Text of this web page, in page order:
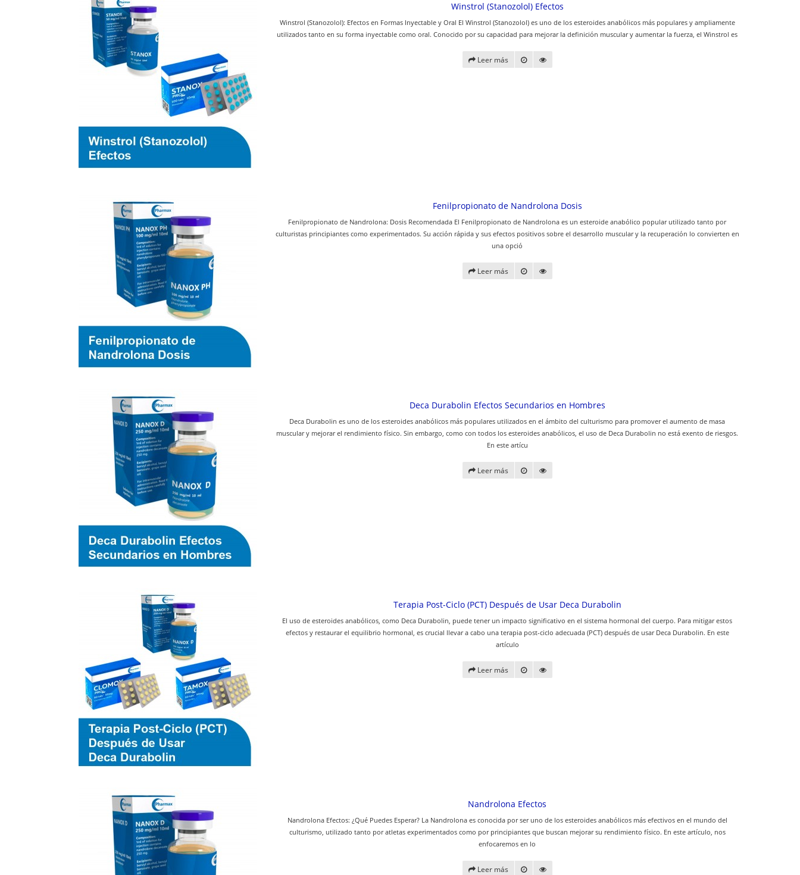
Winstrol (Stanozolol) Efectos
Winstrol (Stanozolol): Efectos en Formas Inyectable y Oral El Winstrol (Stanozolol) es uno de los esteroides anabólicos más populares y ampliamente
utilizados tanto en su forma inyectable como oral. Conocido por su capacidad para mejorar la definición muscular y aumentar la fuerza, el Winstrol es
Leer más
Fenilpropionato de Nandrolona Dosis
Fenilpropionato de Nandrolona: Dosis Recomendada El Fenilpropionato de Nandrolona es un esteroide anabólico popular utilizado tanto por
culturistas principiantes como experimentados. Su acción rápida y sus efectos positivos sobre el desarrollo muscular y la recuperación lo convierten en
una opció
Leer más
Deca Durabolin Efectos Secundarios en Hombres
Deca Durabolin es uno de los esteroides anabólicos más populares utilizados en el ámbito del culturismo para promover el aumento de masa
muscular y mejorar el rendimiento físico. Sin embargo, como con todos los esteroides anabólicos, el uso de Deca Durabolin no está exento de riesgos.
En este artícu
Leer más
Terapia Post-Ciclo (PCT) Después de Usar Deca Durabolin
El uso de esteroides anabólicos, como Deca Durabolin, puede tener un impacto significativo en el sistema hormonal del cuerpo. Para mitigar estos
efectos y restaurar el equilibrio hormonal, es crucial llevar a cabo una terapia post-ciclo adecuada (PCT) después de usar Deca Durabolin. En este
artículo
Leer más
Nandrolona Efectos
Nandrolona Efectos: ¿Qué Puedes Esperar? La Nandrolona es conocida por ser uno de los esteroides anabólicos más efectivos en el mundo del
culturismo, utilizado tanto por atletas experimentados como por principiantes que buscan mejorar su rendimiento físico. En este artículo, nos
enfocaremos en lo
Leer más